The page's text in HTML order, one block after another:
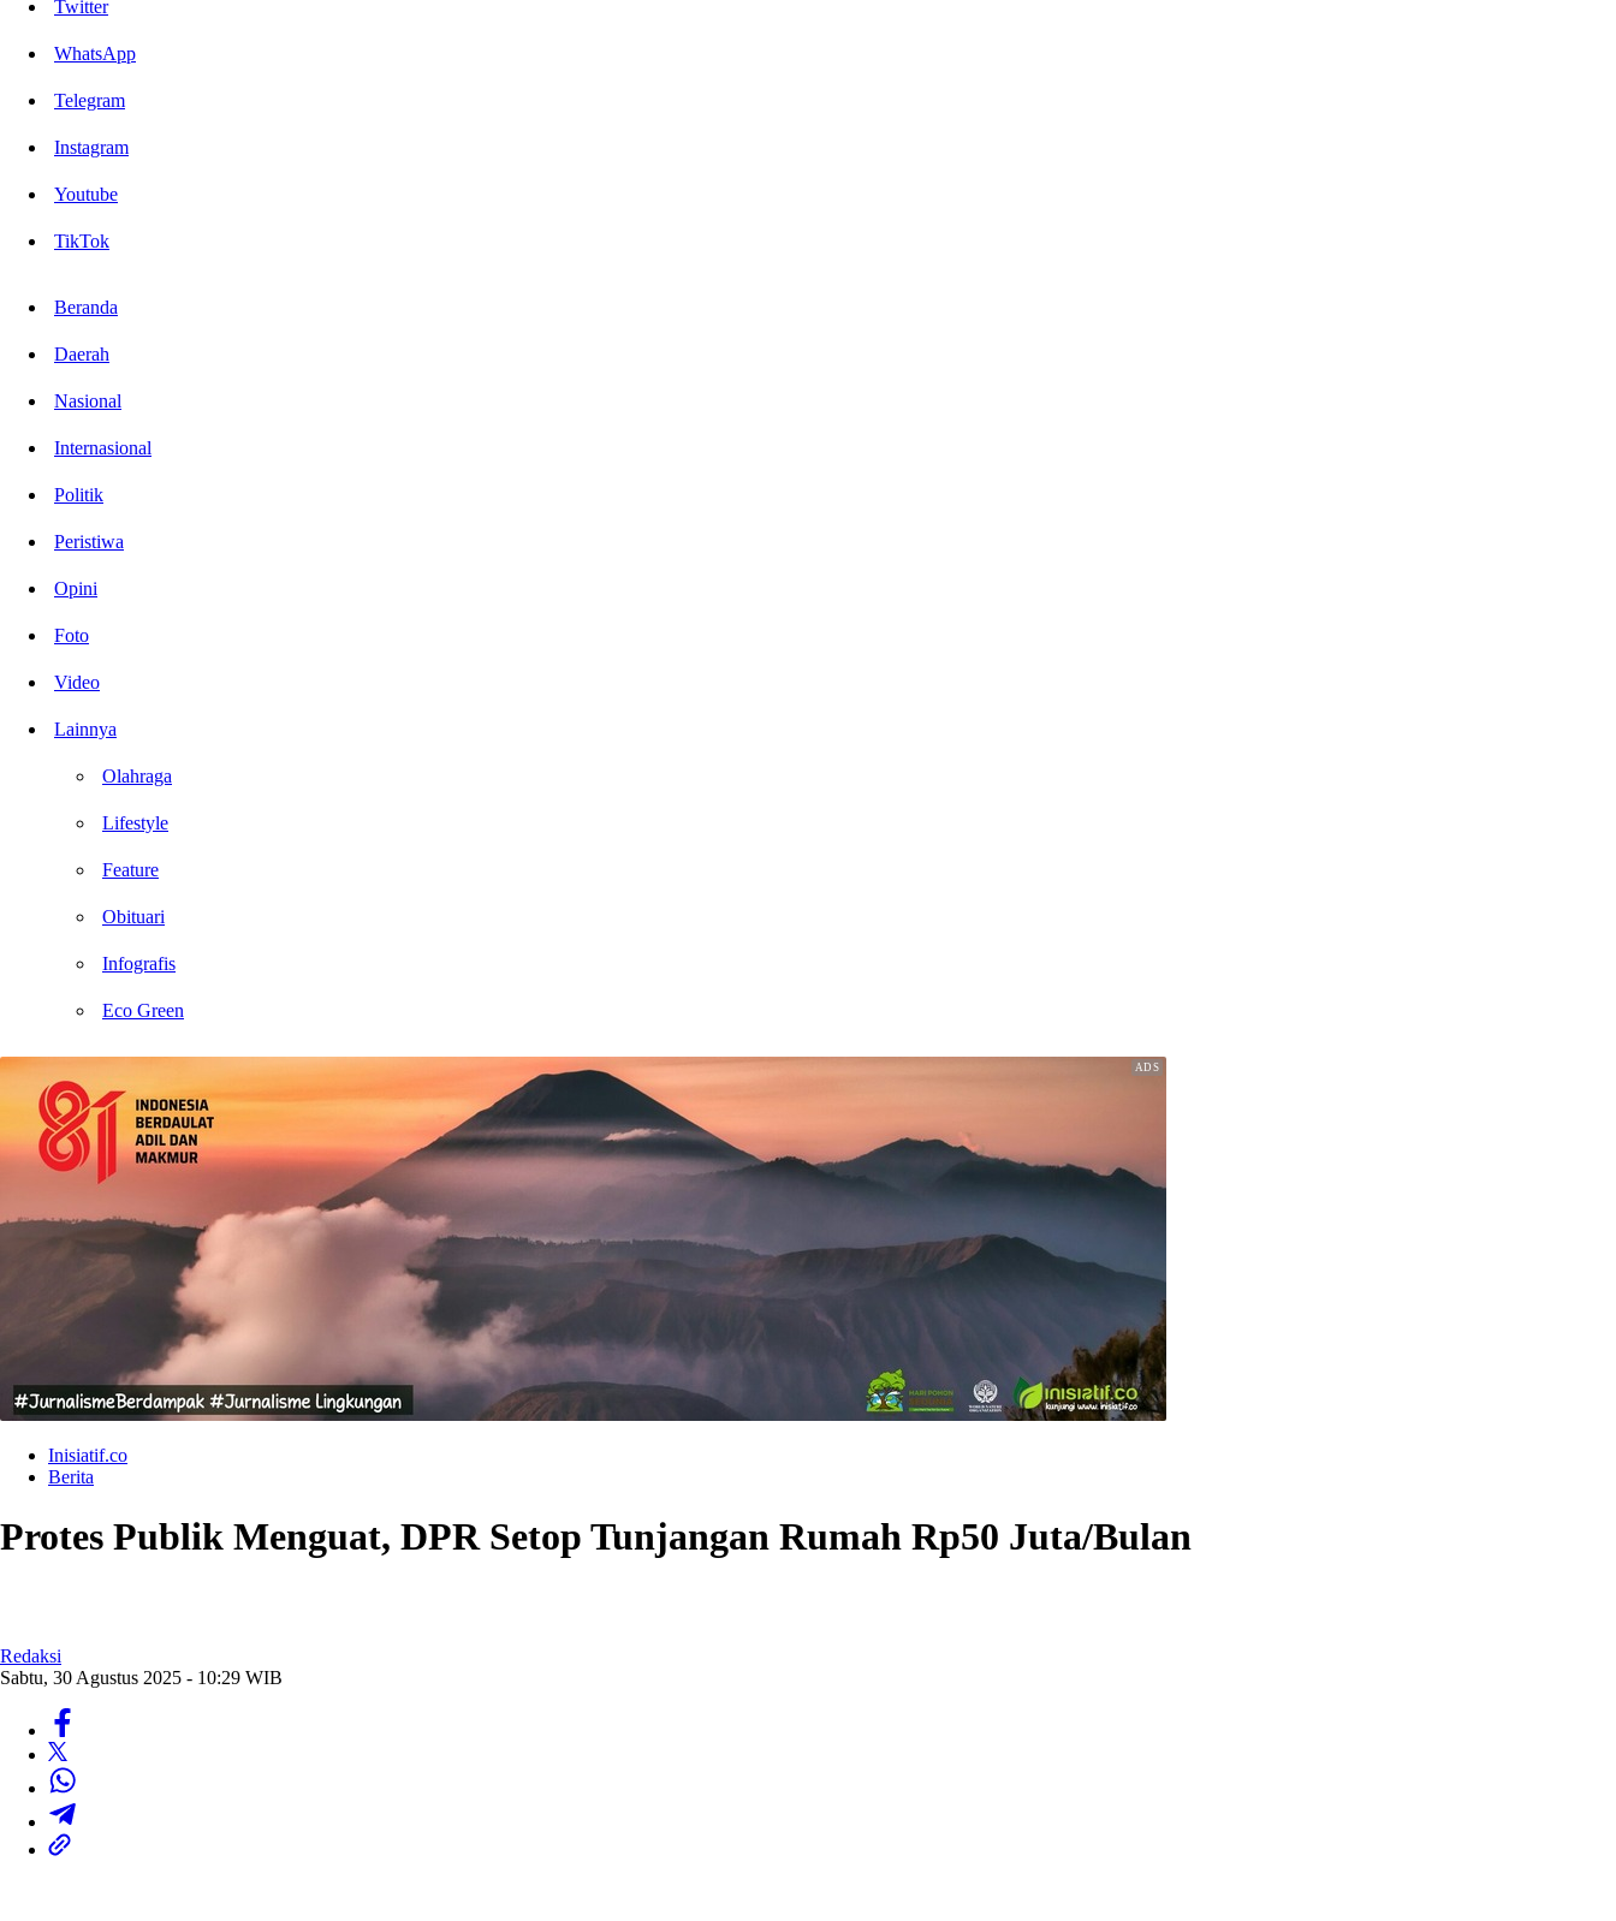
Twitter
WhatsApp
Telegram
Instagram
Youtube
TikTok
Beranda
Daerah
Nasional
Internasional
Politik
Peristiwa
Opini
Foto
Video
Lainnya
Olahraga
Lifestyle
Feature
Obituari
Infografis
Eco Green
Inisiatif.co
Berita
Protes Publik Menguat, DPR Setop Tunjangan Rumah Rp50 Juta/Bulan
Redaksi
Sabtu, 30 Agustus 2025 - 10:29 WIB